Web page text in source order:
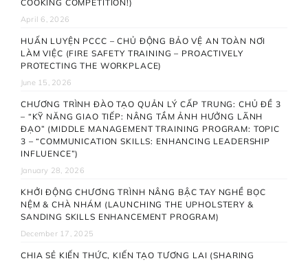
COOKING COMPETITION!)
April 6, 2026
HUẤN LUYỆN PCCC – CHỦ ĐỘNG BẢO VỆ AN TOÀN NƠI
LÀM VIỆC (FIRE SAFETY TRAINING – PROACTIVELY
PROTECTING THE WORKPLACE)
June 15, 2026
CHƯƠNG TRÌNH ĐÀO TẠO QUẢN LÝ CẤP TRUNG: CHỦ ĐỀ 3
– “KỸ NĂNG GIAO TIẾP: NÂNG TẦM ẢNH HƯỞNG LÃNH
ĐẠO” (MIDDLE MANAGEMENT TRAINING PROGRAM: TOPIC
3 – “COMMUNICATION SKILLS: ENHANCING LEADERSHIP
INFLUENCE”)
January 28, 2026
KHỞI ĐỘNG CHƯƠNG TRÌNH NÂNG BẬC TAY NGHỀ BỌC
NỆM & CHÀ NHÁM (LAUNCHING THE UPHOLSTERY &
SANDING SKILLS ENHANCEMENT PROGRAM)
December 17, 2025
CHIA SẺ KIẾN THỨC, KIẾN TẠO TƯƠNG LAI (SHARING